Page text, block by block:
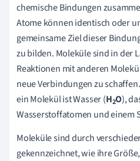
chemische Bindungen
Atome können identisch oder
gemeinsame Ziel dieser
zu bilden. Moleküle sind in der
Reaktionen mit anderen
neue Verbindungen zu
ein Molekül ist Wasser (H2O),
Wasserstoffatomen und einem
Moleküle sind durch
gekennzeichnet, wie ihre